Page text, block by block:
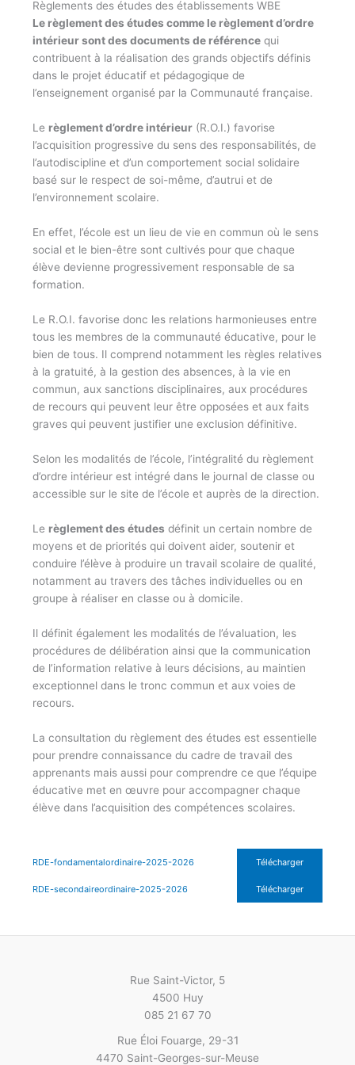
Règlements des études des établissements WBE
Le règlement des études comme le règlement d’ordre
intérieur sont des documents de référencequi
contribuent à la réalisation des grands objectifs définis
dans le projet éducatif et pédagogique de
l’enseignement organisé par la Communauté française.
Le règlement d’ordre intérieur(R.O.I.) favorise
l’acquisition progressive du sens des responsabilités, de
l’autodiscipline et d’un comportement social solidaire
basé sur le respect de soi-même, d’autrui et de
l’environnement scolaire.
En effet, l’école est un lieu de vie en commun où le sens
social et le bien-être sont cultivés pour que chaque
élève devienne progressivement responsable de sa
formation.
Le R.O.I. favorise donc les relations harmonieuses entre
tous les membres de la communauté éducative, pour le
bien de tous. Il comprend notamment les règles relatives
à la gratuité, à la gestion des absences, à la vie en
commun, aux sanctions disciplinaires, aux procédures
de recours qui peuvent leur être opposées et aux faits
graves qui peuvent justifier une exclusion définitive.
Selon les modalités de l’école, l’intégralité du règlement
d’ordre intérieur est intégré dans le journal de classe ou
accessible sur le site de l’école et auprès de la direction.
Le règlement des études définit un certain nombre de
moyens et de priorités qui doivent aider, soutenir et
conduire l’élève à produire un travail scolaire de qualité,
notamment au travers des tâches individuelles ou en
groupe à réaliser en classe ou à domicile.
Il définit également les modalités de l’évaluation, les
procédures de délibération ainsi que la communication
de l’information relative à leurs décisions, au maintien
exceptionnel dans le tronc commun et aux voies de
recours.
La consultation du règlement des études est essentielle
pour prendre connaissance du cadre de travail des
apprenants mais aussi pour comprendre ce que l’équipe
éducative met en œuvre pour accompagner chaque
élève dans l’acquisition des compétences scolaires.
RDE-fondamentalordinaire-2025-2026 Télécharger
RDE-secondaireordinaire-2025-2026 Télécharger
Rue Saint-Victor, 5
4500 Huy
085 21 67 70
Rue Éloi Fouarge, 29-31
4470 Saint-Georges-sur-Meuse